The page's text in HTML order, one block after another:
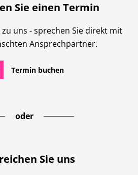
Sie einen Termin
uns - sprechen Sie direkt mit
Ansprechpartner.
Termin buchen
oder
Sie uns